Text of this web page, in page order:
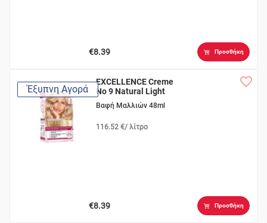
€8.39 Προσθήκη
Έξυπνη Αγορά
EXCELLENCE Creme
Νο 9 Natural Light
Blond
Βαφή Μαλλιών 48ml
116.52 €/ λίτρο
€8.39 Προσθήκη